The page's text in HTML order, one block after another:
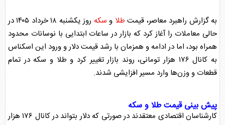
به گزارش راهبرد معاصر، قیمت طلا و سکه
روز یکشنبه ۱۸ خرداد ۱۴۰۵ در
حالی معاملات را آغاز کرد که بازار در ساعات ابتدایی با نوسانات محدود
همراه بود، اما در ادامه و همزمان با رشد قیمت دلار و ورود این اسکناس
به کانال ۱۷۶ هزار تومانی، روند بازار تغییر کرد و
طلا و سکهدر تمام
قطعات و وزن‌ها وارد مسیر افزایشی شدند.
پیش بینی قیمتطلاوسکه
کارشناسان اقتصادی معتقدند در صورتی که دلار بتواند در کانال ۱۷۶ هزار